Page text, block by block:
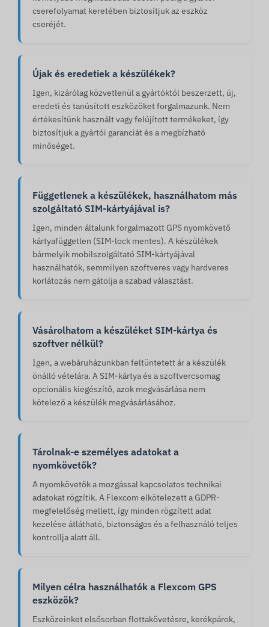
cserefolyamat keretében biztosítjuk az eszköz
cseréjét.
Újak és eredetiek a készülékek?
Igen, kizárólag közvetlenül a gyártóktól beszerzett, új,
eredeti és tanúsított eszközöket forgalmazunk. Nem
értékesítünk használt vagy felújított termékeket, így
biztosítjuk a gyártói garanciát és a megbízható
minőséget.
Függetlenek a készülékek, használhatom más
szolgáltató SIM-kártyájával is?
Igen, minden általunk forgalmazott GPS nyomkövető
kártyafüggetlen (SIM-lock mentes). A készülékek
bármelyik mobilszolgáltató SIM-kártyájával
használhatók, semmilyen szoftveres vagy hardveres
korlátozás nem gátolja a szabad választást.
Vásárolhatom a készüléket SIM-kártya és
szoftver nélkül?
Igen, a webáruházunkban feltüntetett ár a készülék
önálló vételára. A SIM-kártya és a szoftvercsomag
opcionális kiegészítő, azok megvásárlása nem
kötelező a készülék megvásárlásához.
Tárolnak-e személyes adatokat a
nyomkövetők?
A nyomkövetők a mozgással kapcsolatos technikai
adatokat rögzítik. A Flexcom elkötelezett a GDPR-
megfelelőség mellett, így minden rögzített adat
kezelése átlátható, biztonságos és a felhasználó teljes
kontrollja alatt áll.
Milyen célra használhatók a Flexcom GPS
eszközök?
Eszközeinket elsősorban flottakövetésre, kerékpárok,